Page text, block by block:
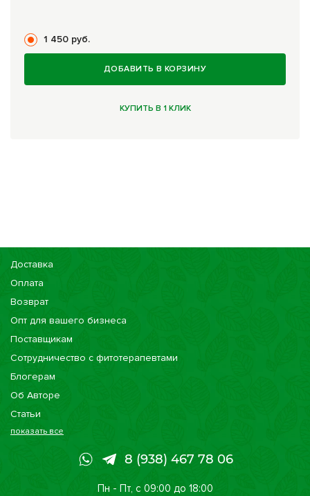
1 450 руб.
ДОБАВИТЬ В КОРЗИНУ
КУПИТЬ В 1 КЛИК
Доставка
Оплата
Возврат
Опт для вашего бизнеса
Поставщикам
Сотрудничество с фитотерапевтами
Блогерам
Об Авторе
Статьи
Консультации
Наши магазины
показать все
8 (938) 467 78 06
Пн - Пт, с 09:00 до 18:00